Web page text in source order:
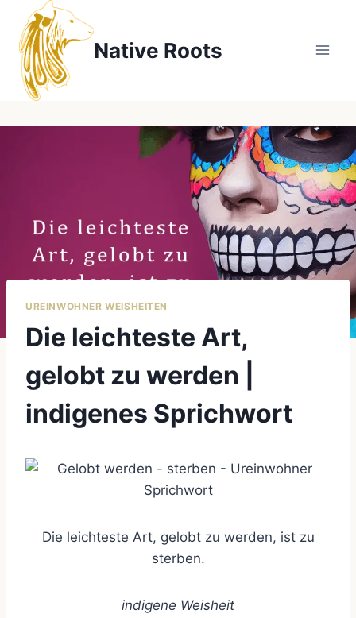
Inhalt
springen
Native Roots
UREINWOHNER WEISHEITEN
Die leichteste Art,
gelobt zu werden |
indigenes Sprichwort
Die leichteste Art, gelobt zu werden, ist zu
sterben.
indigene Weisheit